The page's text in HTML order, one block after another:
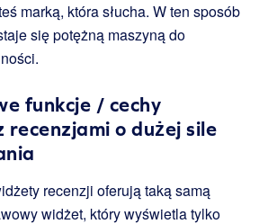
marką, która słucha. W ten sposób
się potężną maszyną do
funkcje / cechy
recenzjami o dużej sile
recenzji oferują taką samą
widżet, który wyświetla tylko